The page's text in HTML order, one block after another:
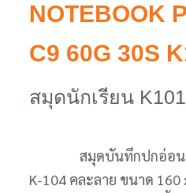
NOTEBOOK
C9 60G 30S
สมุดนักเรียน
สมุดบันทึกปกอ่อนตร
K-104 คละลาย ขนาด 160